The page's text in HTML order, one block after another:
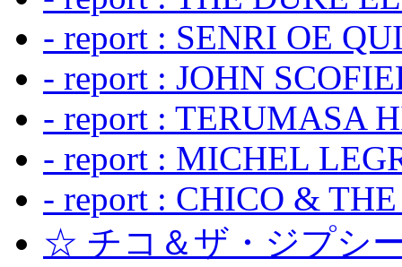
- report : SENRI OE
- report : JOHN
- report : TERUMASA
- report : MICHEL
- report : CHICO &
☆ チコ＆ザ・ジプシ